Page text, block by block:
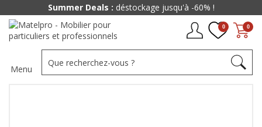
0
0
Menu
Summer Deals : déstockage jusqu'à -60% !